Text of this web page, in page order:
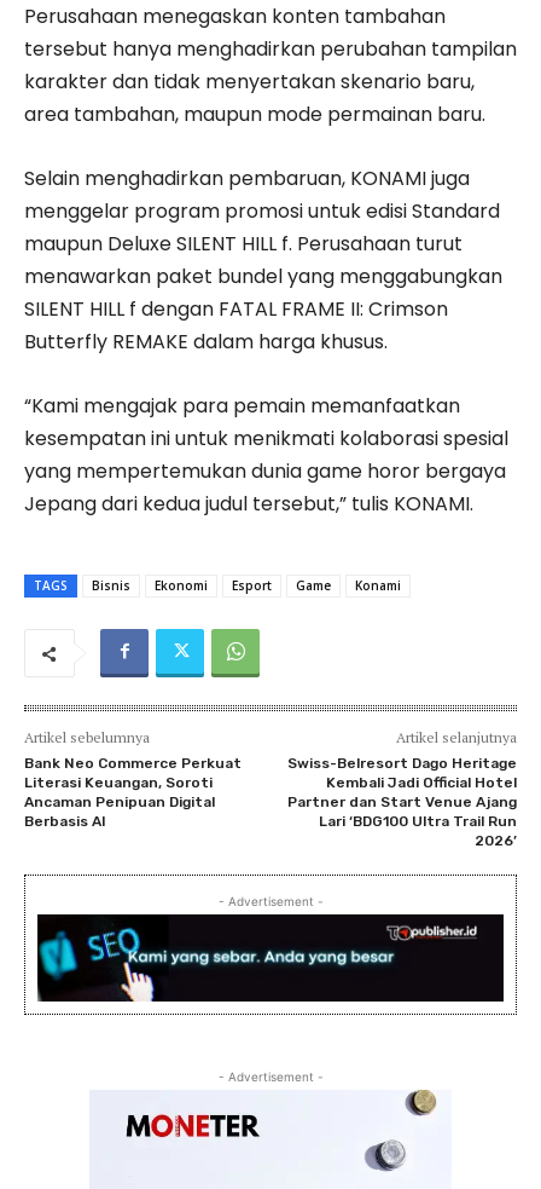
Perusahaan menegaskan konten tambahan
tersebut hanya menghadirkan perubahan tampilan
karakter dan tidak menyertakan skenario baru,
area tambahan, maupun mode permainan baru.
Selain menghadirkan pembaruan, KONAMI juga
menggelar program promosi untuk edisi Standard
maupun Deluxe SILENT HILL f. Perusahaan turut
menawarkan paket bundel yang menggabungkan
SILENT HILL f dengan FATAL FRAME II: Crimson
Butterfly REMAKE dalam harga khusus.
“Kami mengajak para pemain memanfaatkan
kesempatan ini untuk menikmati kolaborasi spesial
yang mempertemukan dunia game horor bergaya
Jepang dari kedua judul tersebut,” tulis KONAMI.
TAGS Bisnis Ekonomi Esport Game Konami
Artikel sebelumnya
Bank Neo Commerce Perkuat
Literasi Keuangan, Soroti
Ancaman Penipuan Digital
Berbasis AI
Artikel selanjutnya
Swiss-Belresort Dago Heritage
Kembali Jadi Official Hotel
Partner dan Start Venue Ajang
Lari ‘BDG100 Ultra Trail Run
2026’
- Advertisement -
- Advertisement -